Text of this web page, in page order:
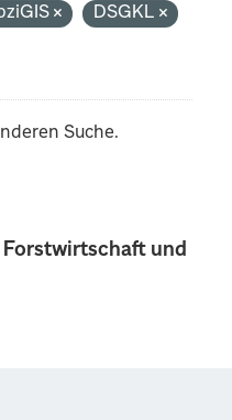
und
DSGKL
Suche.